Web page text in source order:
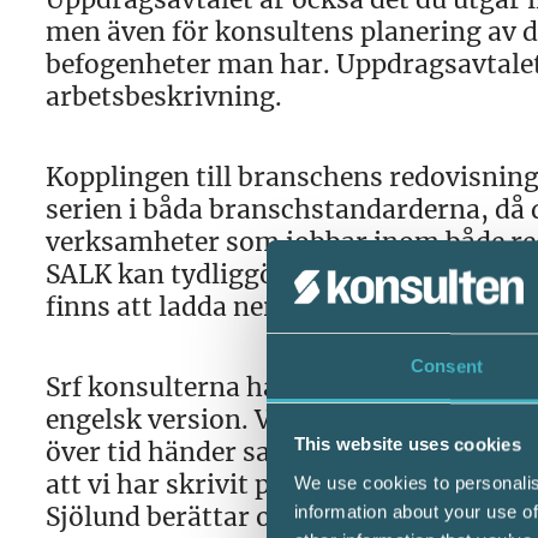
Consent
This website uses cookies
We use cookies to
information about your use
men även för konsultens planering av
befogenheter man har.
arbetsbeskrivning.
Kopplingen till branschens
serien i båda branschstandarderna,
verksamheter som jobbar inom både
SALK kan tydliggöra det i sin
finns att ladda ner på srfkonsult.se
Srf konsulterna har färdiga mallar för
engelsk version. Viktigt är dock att du
över tid händer saker. Senaste större
att vi har skrivit
Sjölund berättar också att ett nytt